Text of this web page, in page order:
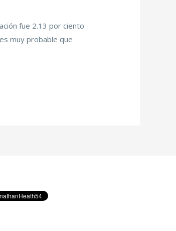
fue 2.13 por ciento
muy probable que